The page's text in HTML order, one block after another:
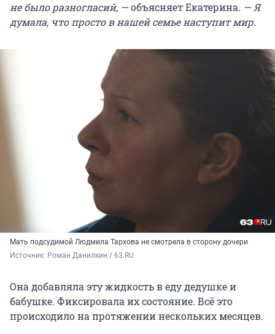
не было разногласий, —объясняет Екатерина. — Я
думала, что просто в нашей семье наступит мир.
Мать подсудимой Людмила Тархова не смотрела в сторону дочери
Источник: Роман Данилкин / 63.RU
Она добавляла эту жидкость в еду дедушке и
бабушке. Фиксировала их состояние. Всё это
происходило на протяжении нескольких месяцев.